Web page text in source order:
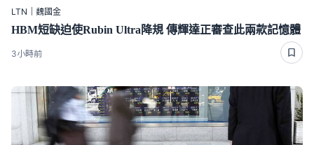
LTN｜魏國金
HBM短缺迫使Rubin Ultra降規 傳輝達正審查此兩款記憶體
3小時前